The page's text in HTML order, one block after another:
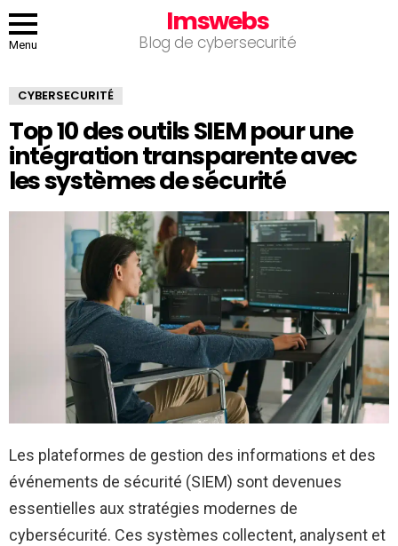
Menu
Imswebs
Blog de cybersecurité
CYBERSECURITÉ
Top 10 des outils SIEM pour une
intégration transparente avec
les systèmes de sécurité
Les plateformes de gestion des informations et des
événements de sécurité (SIEM) sont devenues
essentielles aux stratégies modernes de
cybersécurité. Ces systèmes collectent, analysent et